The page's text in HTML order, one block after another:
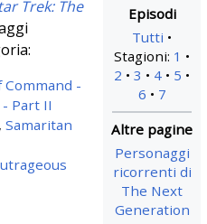
Tutti
Stagioni: 1
2
3 4
5
6
7
Personaggi
ricorrenti di
The Next
Generation
Trek: The
Command -
Part II
,Samaritan